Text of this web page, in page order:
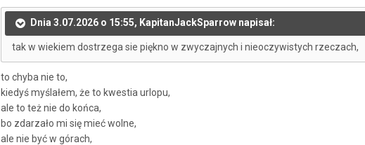
Dnia 3.07.2026 o 15:55, KapitanJackSparrow napisał:
tak w wiekiem dostrzega sie piękno w zwyczajnych i nieoczywistych rzeczach,
to chyba nie to,
kiedyś myślałem, że to kwestia urlopu,
ale to też nie do końca,
bo zdarzało mi się mieć wolne,
ale nie być w górach,